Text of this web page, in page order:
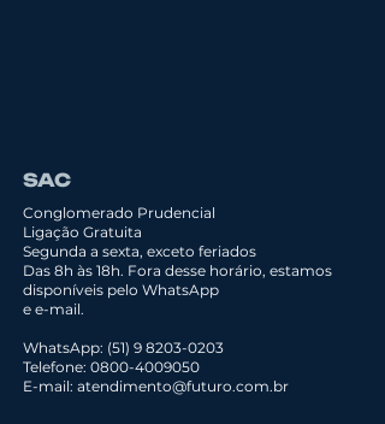
SAC
Conglomerado Prudencial
Ligação Gratuita
Segunda a sexta, exceto feriados
Das 8h às 18h. Fora desse horário, estamos
disponíveis pelo WhatsApp
e e-mail.
WhatsApp: (51) 9 8203-0203
Telefone: 0800-4009050
E-mail: atendimento@futuro.com.br